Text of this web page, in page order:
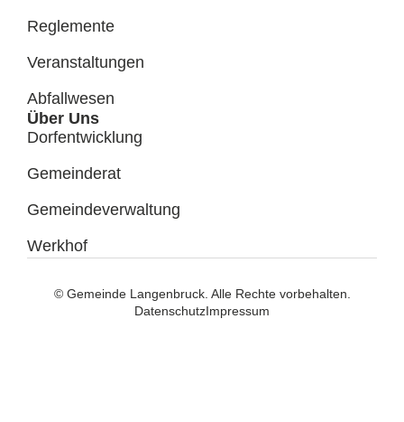
Reglemente
Veranstaltungen
Abfallwesen
Über Uns
Dorfentwicklung
Gemeinderat
Gemeindeverwaltung
Werkhof
© Gemeinde Langenbruck. Alle Rechte vorbehalten.
DatenschutzImpressum